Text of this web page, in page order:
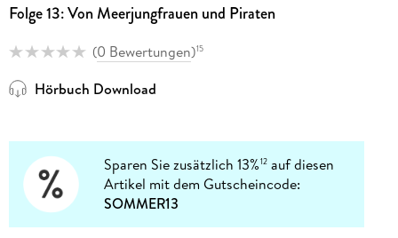
Folge 13: Von Meerjungfrauen und Piraten
(0 Bewertungen)15
Hörbuch Download
Sparen Sie zusätzlich 13%12 auf diesen
Artikel mit dem Gutscheincode:
SOMMER13